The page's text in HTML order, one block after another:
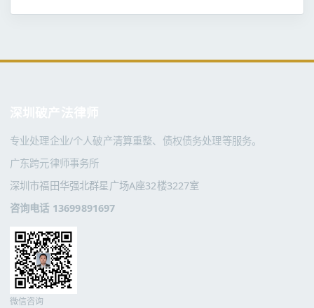
专业处理企业/个人破产清算重整、债权债务处理等服务。
广东跨元律师事务所
深圳市福田华强北群星广场A座32楼3227室
咨询电话 13699891697
微信咨询